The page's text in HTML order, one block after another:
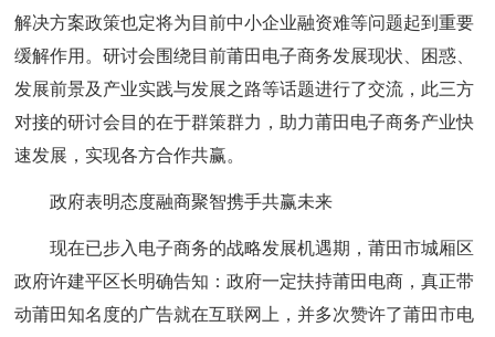
解决方案政策也定将为目前中小企业融资难等问题起到重要
缓解作用。研讨会围绕目前莆田电子商务发展现状、困惑、
发展前景及产业实践与发展之路等话题进行了交流，此三方
对接的研讨会目的在于群策群力，助力莆田电子商务产业快
速发展，实现各方合作共赢。
政府表明态度融商聚智携手共赢未来
现在已步入电子商务的战略发展机遇期，莆田市城厢区
政府许建平区长明确告知：政府一定扶持莆田电商，真正带
动莆田知名度的广告就在互联网上，并多次赞许了莆田市电